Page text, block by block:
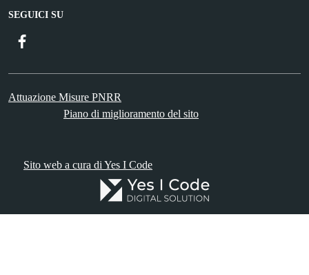
SEGUICI SU
Attuazione Misure PNRR
Piano di miglioramento del sito
Sito web a cura di Yes I Code